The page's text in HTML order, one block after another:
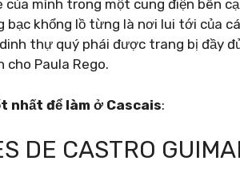
mình trong một cung điện bên
khổng lồ từng là nơi lui tới của
thự quý phái được trang bị đầy
Paula Rego.
nhất để làm ở Cascais:
DE CASTRO